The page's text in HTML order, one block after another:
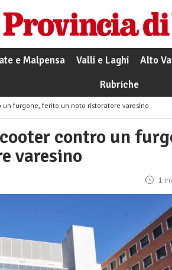
e Malpensa Valli e Laghi Alto
Rubriche
furgone, ferito un noto ristoratore varesino
contro un
varesino
1